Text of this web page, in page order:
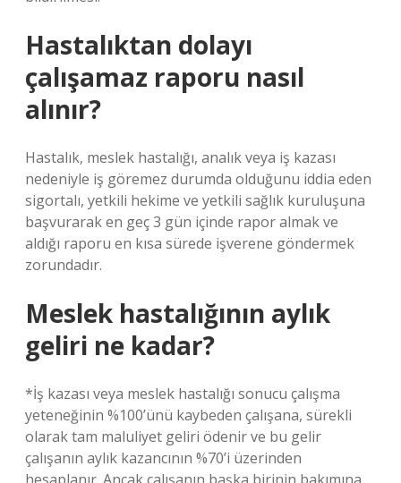
Hastalıktan dolayı
çalışamaz raporu nasıl
alınır?
Hastalık, meslek hastalığı, analık veya iş kazası
nedeniyle iş göremez durumda olduğunu iddia eden
sigortalı, yetkili hekime ve yetkili sağlık kuruluşuna
başvurarak en geç 3 gün içinde rapor almak ve
aldığı raporu en kısa sürede işverene göndermek
zorundadır.
Meslek hastalığının aylık
geliri ne kadar?
*İş kazası veya meslek hastalığı sonucu çalışma
yeteneğinin %100’ünü kaybeden çalışana, sürekli
olarak tam maluliyet geliri ödenir ve bu gelir
çalışanın aylık kazancının %70’i üzerinden